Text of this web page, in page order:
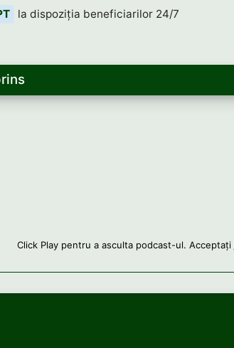
la dispoziția beneficiarilor 24/7
Click Play pentru a asculta podcast-ul. Acceptați